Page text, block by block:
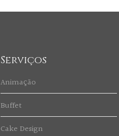
Serviços
Animação
Buffet
Cake Design